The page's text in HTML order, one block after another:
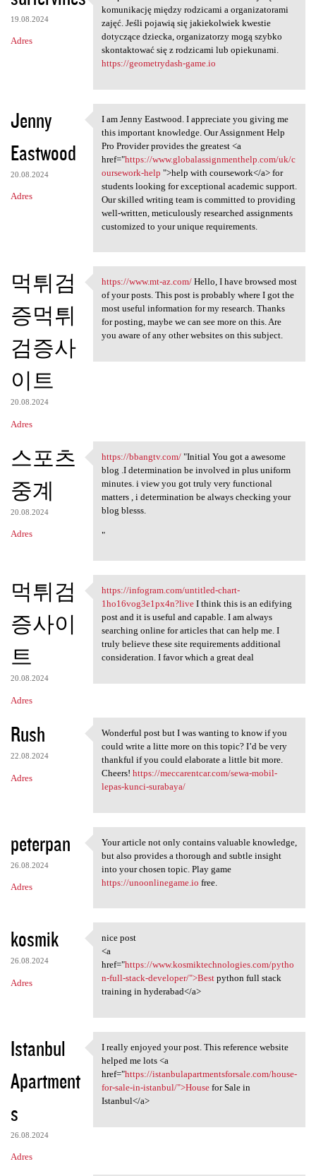
19.08.2024
Adres
Uzupełniona kartoteka
komunikację między rodzicami a organizatorami
zajęć. Jeśli pojawią się jakiekolwiek kwestie
dotyczące dziecka, organizatorzy mogą szybko
skontaktować się z rodzicami lub opiekunami.
https://geometrydash-game.io
Jenny
Eastwood
20.08.2024
Adres
I am Jenny Eastwood. I
I am Jenny Eastwood. I appreciate you giving me
this important knowledge. Our Assignment Help
Pro Provider provides the greatest <a
href="https://www.globalassignmenthelp.com/uk/c
oursework-help ">help with coursework</a> for
students looking for exceptional academic support.
Our skilled writing team is committed to providing
well-written, meticulously researched assignments
customized to your unique requirements.
먹튀검
증먹튀
검증사
이트
20.08.2024
Adres
https://www.mt-az.com/ Hello,
https://www.mt-az.com/Hello, I have browsed most
of your posts. This post is probably where I got the
most useful information for my research. Thanks
for posting, maybe we can see more on this. Are
you aware of any other websites on this subject.
스포츠
중계
20.08.2024
Adres
https://bbangtv.com/ "Initial
https://bbangtv.com/"Initial You got a awesome
blog .I determination be involved in plus uniform
minutes. i view you got truly very functional
matters , i determination be always checking your
blog blesss.
"
먹튀검
증사이
트
20.08.2024
Adres
https://infogram.com/untitled
https://infogram.com/untitled-chart-
1ho16vog3e1px4n?liveI think this is an edifying
post and it is useful and capable. I am always
searching online for articles that can help me. I
truly believe these site requirements additional
consideration. I favor which a great deal
Rush
22.08.2024
Adres
Wonderful post but I was
Wonderful post but I was wanting to know if you
could write a litte more on this topic? I’d be very
thankful if you could elaborate a little bit more.
Cheers! https://meccarentcar.com/sewa-mobil-
lepas-kunci-surabaya/
peterpan
26.08.2024
Adres
Your article not only
Your article not only contains valuable knowledge,
but also provides a thorough and subtle insight
into your chosen topic. Play game
https://unoonlinegame.io free.
kosmik
26.08.2024
Adres
nice post
nice post
<a
href="https://www.kosmiktechnologies.com/pytho
n-full-stack-developer/">Bestpython full stack
training in hyderabad</a>
Istanbul
Apartment
s
26.08.2024
Adres
I really enjoyed your post.
I really enjoyed your post. This reference website
helped me lots <a
href="https://istanbulapartmentsforsale.com/house-
for-sale-in-istanbul/">Housefor Sale in
Istanbul</a>